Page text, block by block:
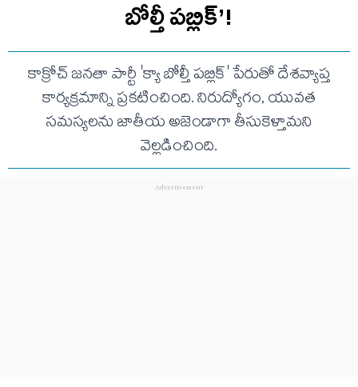
బోల్తీ పబ్లిక్’!
కాక్రోచ్ జనతా పార్టీ 'క్యా బోల్తీ పబ్లిక్' పేరుతో దేశవ్యాప్త
కార్యక్రమాన్ని ప్రకటించింది. నిరుద్యోగం, యువత
సమస్యలను జాతీయ అజెండాగా తీసుకెళ్తామని
వెల్లడించింది.